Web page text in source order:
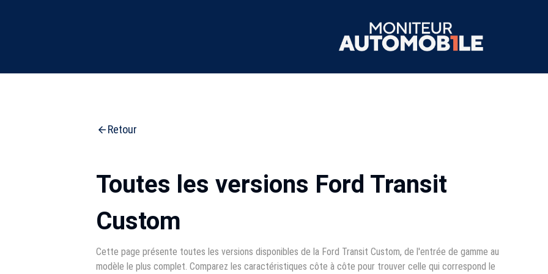
Retour
Toutes les versions Ford Transit
Custom
Cette page présente toutes les versions disponibles de la Ford Transit Custom, de l'entrée de gamme au
modèle le plus complet. Comparez les caractéristiques côte à côte pour trouver celle qui correspond le